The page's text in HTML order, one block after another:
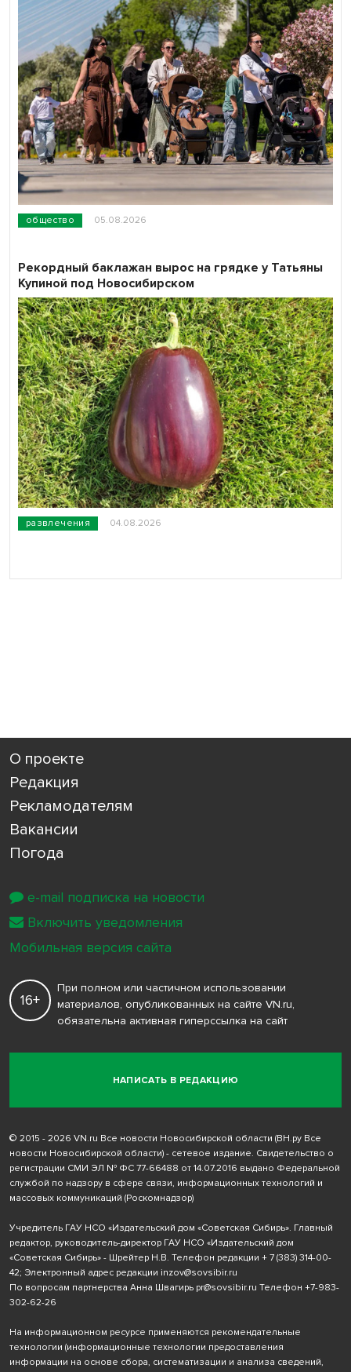
общество 05.08.2026
развлечения 04.08.2026
Рекордный баклажан вырос на грядке у Татьяны
Купиной под Новосибирском
О проекте
Редакция
Рекламодателям
Вакансии
Погода
НАПИСАТЬ В РЕДАКЦИЮ
16+
При полном или частичном использовании
материалов, опубликованных на сайте VN.ru,
обязательна активная гиперссылка на сайт
© 2015 - 2026 VN.ru Все новости Новосибирской области (ВН.ру Все
новости Новосибирской области) - сетевое издание. Свидетельство о
регистрации СМИ ЭЛ № ФС 77-66488 от 14.07.2016 выдано Федеральной
службой по надзору в сфере связи, информационных технологий и
массовых коммуникаций (Роскомнадзор)
Учредитель ГАУ НСО «Издательский дом «Советская Сибирь». Главный
редактор, руководитель-директор ГАУ НСО «Издательский дом
«Советская Сибирь» - Шрейтер Н.В. Телефон редакции + 7 (383) 314-00-
42; Электронный адрес редакции inzov@sovsibir.ru
По вопросам партнерства Анна Швагирь pr@sovsibir.ru Телефон +7-983-
302-62-26
На информационном ресурсе применяются рекомендательные
технологии (информационные технологии предоставления
информации на основе сбора, систематизации и анализа сведений,
e-mail подписка на новости
Включить уведомления
Мобильная версия сайта